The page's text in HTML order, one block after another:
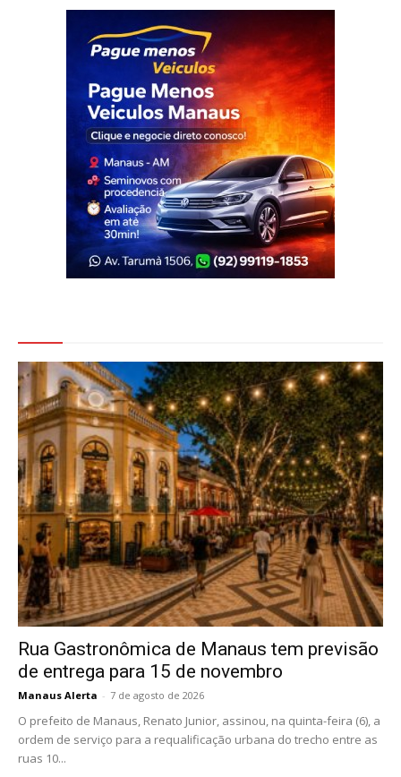
Rua Gastronômica de Manaus tem previsão
de entrega para 15 de novembro
Manaus Alerta - 7 de agosto de 2026
O prefeito de Manaus, Renato Junior, assinou, na quinta-feira (6), a
ordem de serviço para a requalificação urbana do trecho entre as
ruas 10...